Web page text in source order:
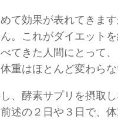
て効果が表れてきま
。これがダイエット
てきた人間にとって
重はほとんど変わら
、酵素サプリを摂取
述の２日や３日で、